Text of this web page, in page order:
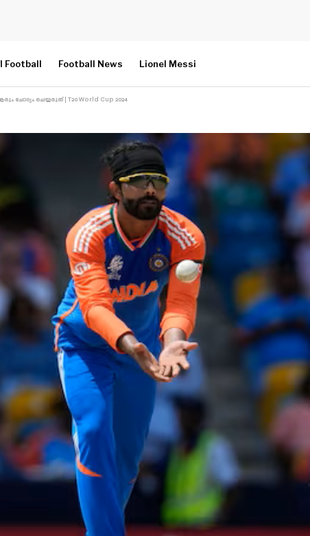
Football Football News Lionel Messi
ചോദ്യം ചെയ്യരുത് | T20 World Cup 2024